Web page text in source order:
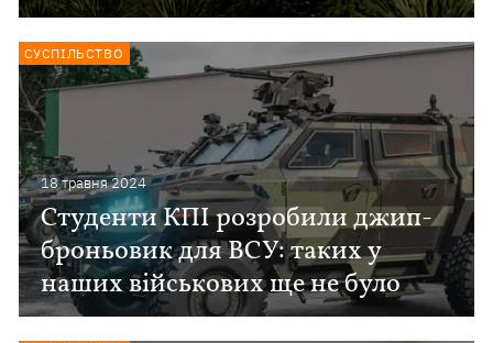
18 травня 2024
Студенти КПІ розробили джип-
броньовик для ВСУ: таких у
наших військових ще не було
СУСПІЛЬСТВО